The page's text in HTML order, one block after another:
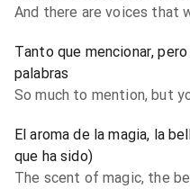
And there are voices that
Tanto que mencionar,
palabras
So much to mention, but
El aroma de la magia, la
que ha sido)
The scent of magic, the